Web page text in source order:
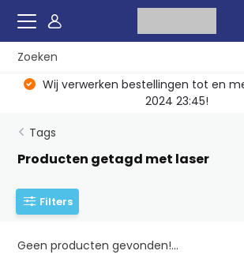
Wij verwerken bestellingen tot en
2024 23:45!
Tags
Producten getagd met laser
Filters
Geen producten gevonden!...